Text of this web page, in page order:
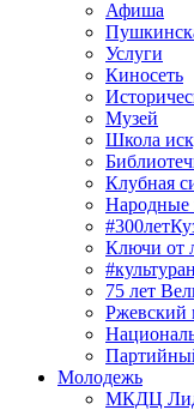
Афиша
Услуги
Киносеть
Музей
Школа
Клубная
Народные
Ключи от
75 лет
Ржевский
Молодежь
МКДЦ